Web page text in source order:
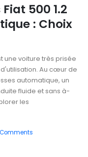
500 1.2
: Choix
une voiture très prisée
Au cœur de
automatique, un
fluide et sans à-
les